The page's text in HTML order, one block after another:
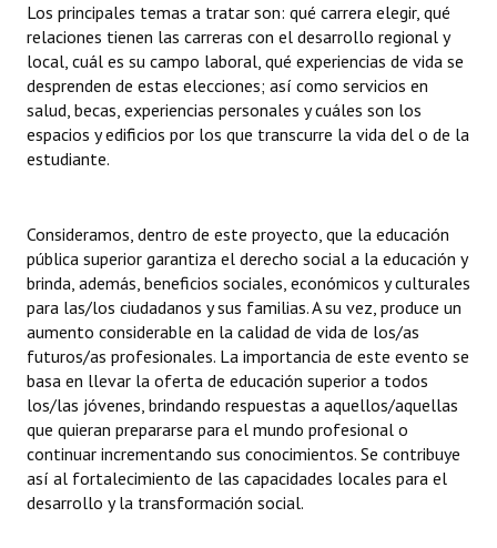
Mujeres que Dejaron Huellas - Registro
Periodistas Decanos - Registro
Ciudadano Ilustre - Registro
Antiguos Pobladores - Registro
Reconocimientos - Registro
Bariloche, Municipio intercultural
Entrega de distinciones
REFORMA DE LA CARTA ORGÁNICA
Los principales temas a tratar son: qué carrera elegir, qué
relaciones tienen las carreras con el desarrollo regional y
local, cuál es su campo laboral, qué experiencias de vida se
desprenden de estas elecciones; así como servicios en
salud, becas, experiencias personales y cuáles son los
espacios y edificios por los que transcurre la vida del o de la
estudiante.
Consideramos, dentro de este proyecto, que la educación
pública superior garantiza el derecho social a la educación y
brinda, además, beneficios sociales, económicos y culturales
para las/los ciudadanos y sus familias. A su vez, produce un
aumento considerable en la calidad de vida de los/as
futuros/as profesionales. La importancia de este evento se
basa en llevar la oferta de educación superior a todos
los/las jóvenes, brindando respuestas a aquellos/aquellas
que quieran prepararse para el mundo profesional o
continuar incrementando sus conocimientos. Se contribuye
así al fortalecimiento de las capacidades locales para el
desarrollo y la transformación social.